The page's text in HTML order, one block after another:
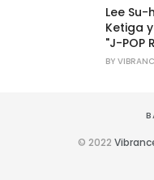
Lee Su-
Ketiga
"J-POP
BY
© 2022